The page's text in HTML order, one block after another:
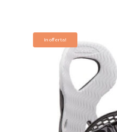
era:
115,00€.92,00€.
In offerta!